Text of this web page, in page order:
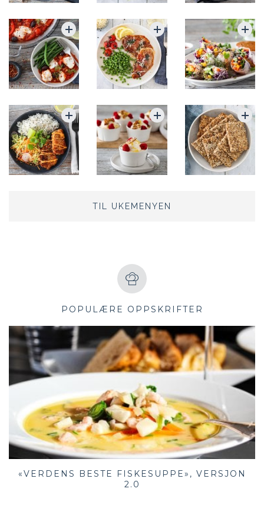
TIL UKEMENYEN
POPULÆRE OPPSKRIFTER
«VERDENS BESTE FISKESUPPE», VERSJON
2.0